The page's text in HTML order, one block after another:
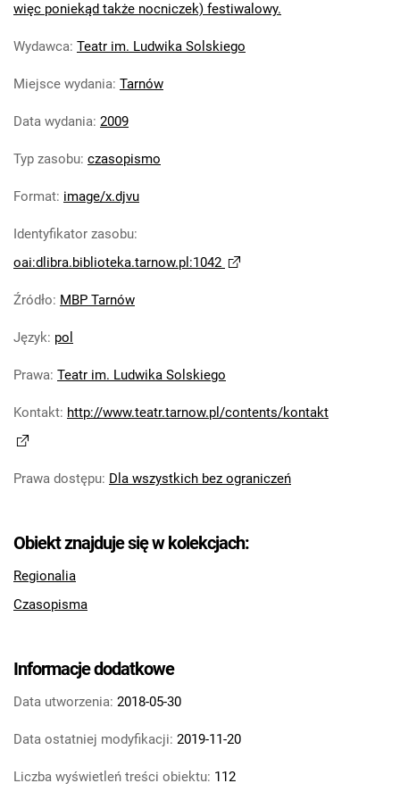
więc poniekąd także nocniczek) festiwalowy.
Wydawca: Teatr im. Ludwika Solskiego
Miejsce wydania: Tarnów
Data wydania: 2009
Typ zasobu: czasopismo
Format: image/x.djvu
Identyfikator zasobu:
oai:dlibra.biblioteka.tarnow.pl:1042
Źródło: MBP Tarnów
Język: pol
Prawa: Teatr im. Ludwika Solskiego
Kontakt: http://www.teatr.tarnow.pl/contents/kontakt
Prawa dostępu: Dla wszystkich bez ograniczeń
Obiekt znajduje się w kolekcjach:
Regionalia
Czasopisma
Informacje dodatkowe
Data utworzenia: 2018-05-30
Data ostatniej modyfikacji: 2019-11-20
Liczba wyświetleń treści obiektu: 112